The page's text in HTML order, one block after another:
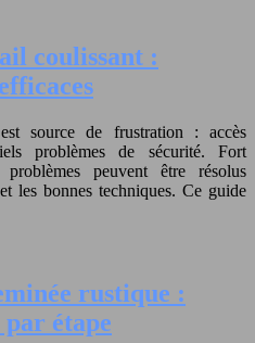
coulissant :
source de frustration : accès
problèmes de sécurité. Fort
peuvent être résolus
les bonnes techniques. Ce guide
rustique :
étape